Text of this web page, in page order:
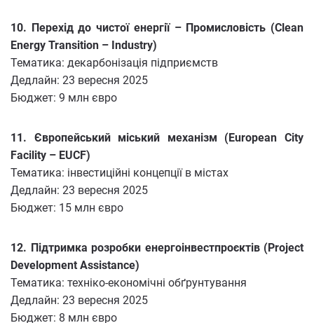
10. Перехід до чистої енергії – Промисловість (Clean
Energy Transition – Industry)
Тематика: декарбонізація підприємств
Дедлайн: 23 вересня 2025
Бюджет: 9 млн євро
11. Європейський міський механізм (European City
Facility – EUCF)
Тематика: інвестиційні концепції в містах
Дедлайн: 23 вересня 2025
Бюджет: 15 млн євро
12. Підтримка розробки енергоінвестпроєктів (Project
Development Assistance)
Тематика: техніко-економічні обґрунтування
Дедлайн: 23 вересня 2025
Бюджет: 8 млн євро